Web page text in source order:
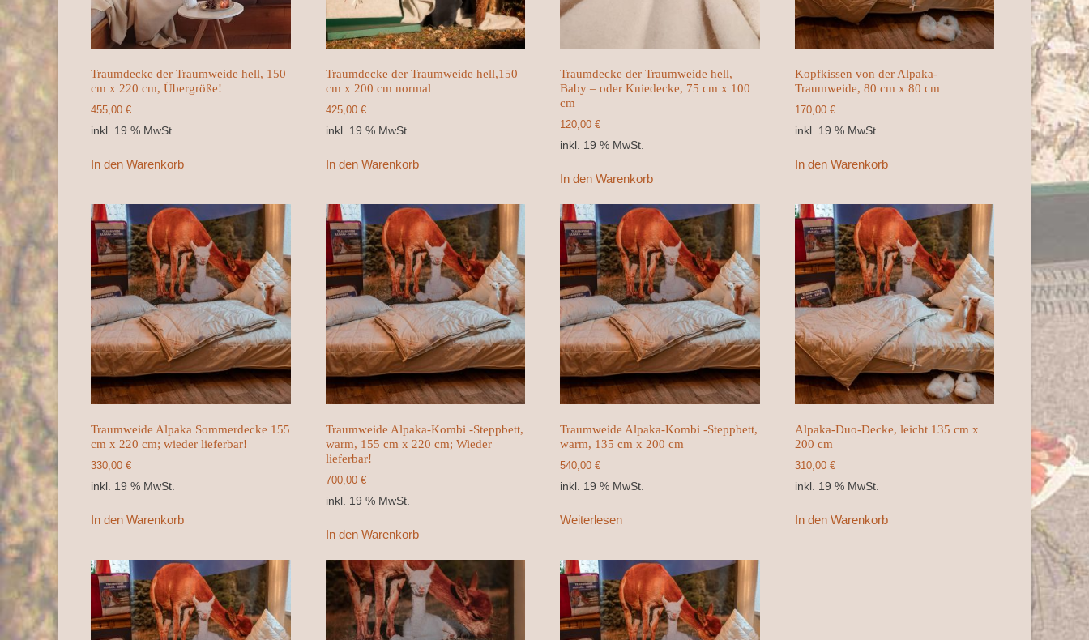
Traumdecke der Traumweide hell, 150
cm x 220 cm, Übergröße!
455,00 €
inkl. 19 % MwSt.
In den Warenkorb
Traumdecke der Traumweide hell,150
cm x 200 cm normal
425,00 €
inkl. 19 % MwSt.
In den Warenkorb
Traumdecke der Traumweide hell,
Baby – oder Kniedecke, 75 cm x 100
cm
120,00 €
inkl. 19 % MwSt.
In den Warenkorb
Kopfkissen von der Alpaka-
Traumweide, 80 cm x 80 cm
170,00 €
inkl. 19 % MwSt.
In den Warenkorb
Traumweide Alpaka Sommerdecke 155
cm x 220 cm; wieder lieferbar!
330,00 €
inkl. 19 % MwSt.
In den Warenkorb
Traumweide Alpaka-Kombi -Steppbett,
warm, 155 cm x 220 cm; Wieder
lieferbar!
700,00 €
inkl. 19 % MwSt.
In den Warenkorb
Traumweide Alpaka-Kombi -Steppbett,
warm, 135 cm x 200 cm
540,00 €
inkl. 19 % MwSt.
Weiterlesen
Alpaka-Duo-Decke, leicht 135 cm x
200 cm
310,00 €
inkl. 19 % MwSt.
In den Warenkorb